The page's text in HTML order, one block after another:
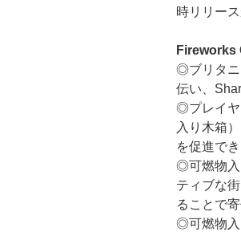
時リリー
Fireworks
◎ブリタニ
伝い、
◎プレイヤ
入り木箱
を促進でき
◎可燃物入
ティブな
ることで
◎可燃物入